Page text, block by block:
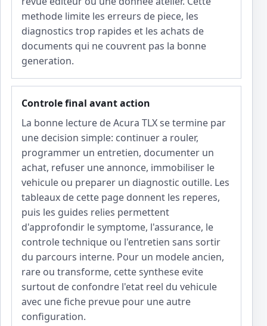
methode limite les erreurs de piece, les
diagnostics trop rapides et les achats de
documents qui ne couvrent pas la bonne
generation.
Controle final avant action
La bonne lecture de Acura TLX se termine par
une decision simple: continuer a rouler,
programmer un entretien, documenter un
achat, refuser une annonce, immobiliser le
vehicule ou preparer un diagnostic outille. Les
tableaux de cette page donnent les reperes,
puis les guides relies permettent
d'approfondir le symptome, l'assurance, le
controle technique ou l'entretien sans sortir
du parcours interne. Pour un modele ancien,
rare ou transforme, cette synthese evite
surtout de confondre l'etat reel du vehicule
avec une fiche prevue pour une autre
configuration.